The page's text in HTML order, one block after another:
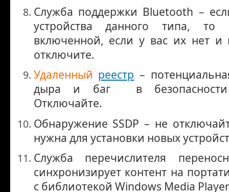
Служба поддержки Bluetooth –
устройства данного типа, то
включенной, если у вас их нет и
отключите.
Удаленный реестр –
дыра и баг в безопасности
Отключайте.
Обнаружение SSDP – не
нужна для установки новых
Служба перечислителя
синхронизирует контент на
с библиотекой Windows Media